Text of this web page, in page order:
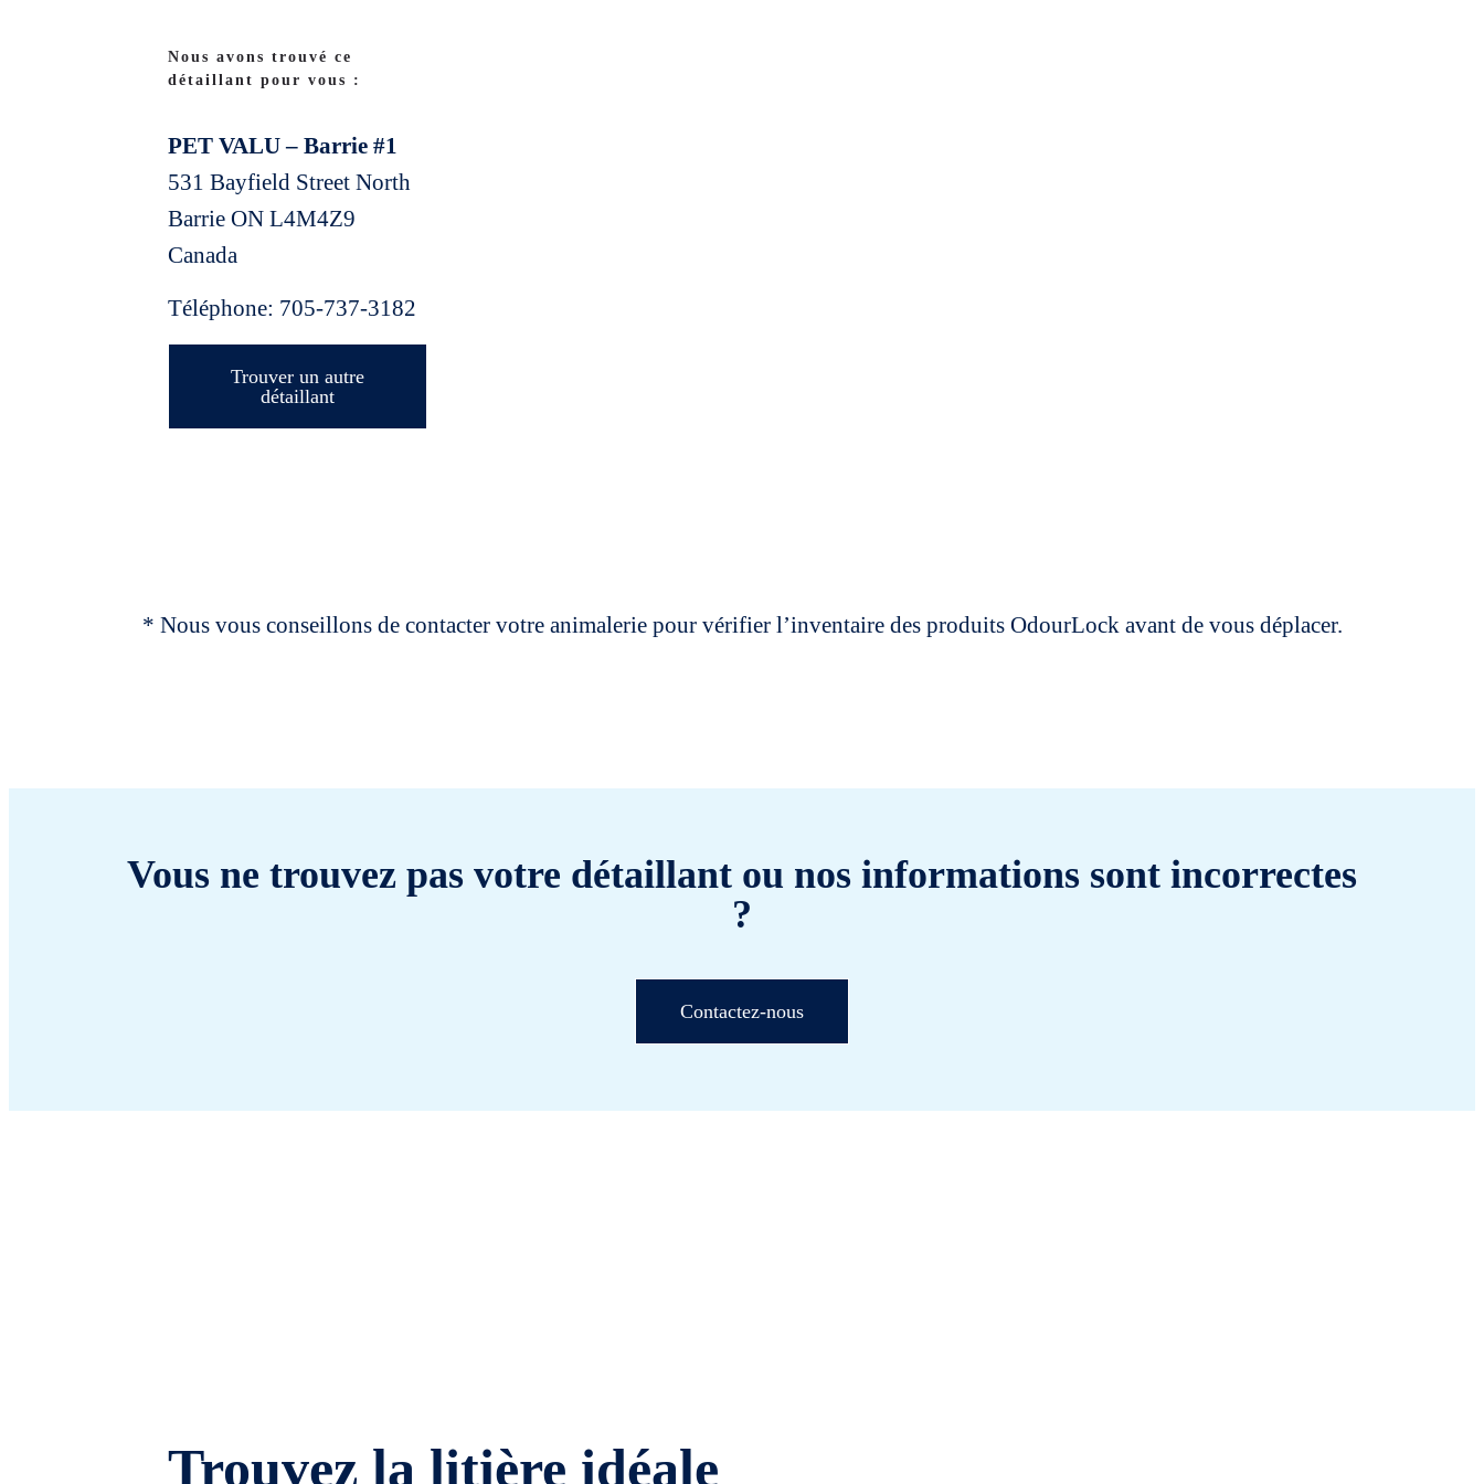
Nous avons trouvé ce
détaillant pour vous :
PET VALU – Barrie #1
531 Bayfield Street North
Barrie ON L4M4Z9
Canada
Téléphone: 705-737-3182
Trouver un autre
détaillant
* Nous vous conseillons de contacter votre animalerie pour vérifier l’inventaire des produits OdourLock avant de vous déplacer.
Vous ne trouvez pas votre détaillant ou nos informations sont incorrectes
?
Contactez-nous
Trouvez la litière idéale